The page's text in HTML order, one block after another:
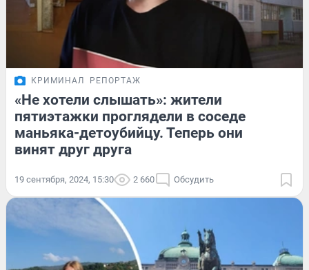
КРИМИНАЛ РЕПОРТАЖ
«Не хотели слышать»: жители
пятиэтажки проглядели в соседе
маньяка-детоубийцу. Теперь они
винят друг друга
19 сентября, 2024, 15:30 2 660 Обсудить